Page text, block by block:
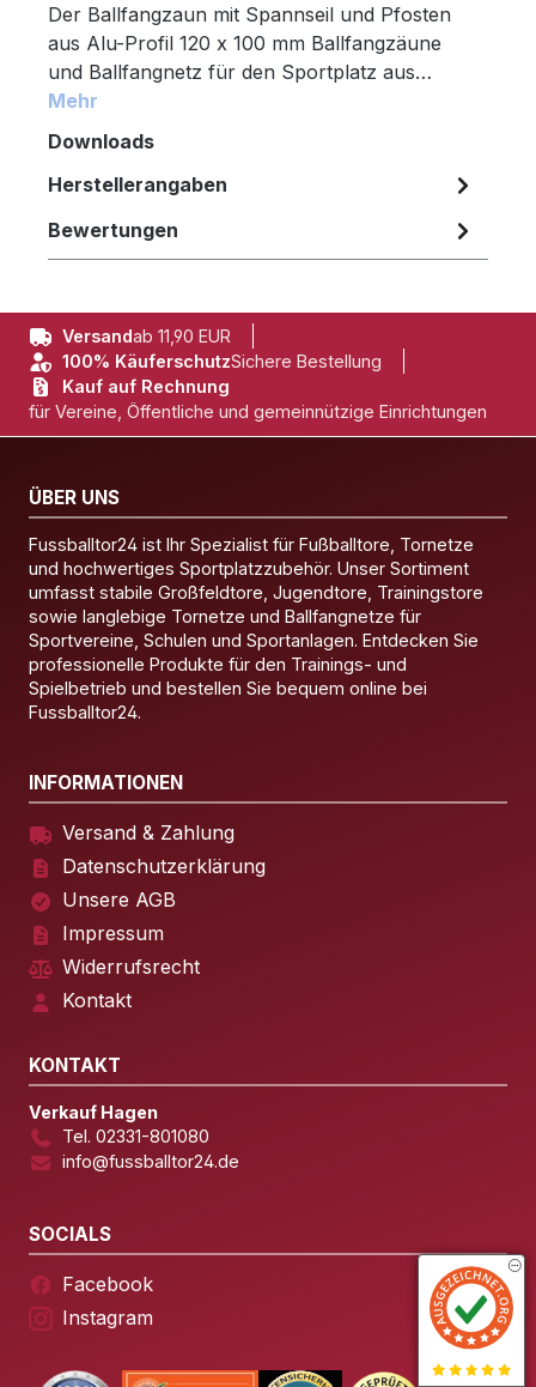
Der Ballfangzaun mit Spannseil und Pfosten
aus Alu-Profil 120 x 100 mm Ballfangzäune
und Ballfangnetz für den Sportplatz aus…
Mehr
Downloads
Herstellerangaben
Bewertungen
Versandab 11,90 EUR
100% KäuferschutzSichere Bestellung
Kauf auf Rechnung
für Vereine, Öffentliche und gemeinnützige Einrichtungen
ÜBER UNS
Fussballtor24 ist Ihr Spezialist für Fußballtore, Tornetze
und hochwertiges Sportplatzzubehör. Unser Sortiment
umfasst stabile Großfeldtore, Jugendtore, Trainingstore
sowie langlebige Tornetze und Ballfangnetze für
Sportvereine, Schulen und Sportanlagen. Entdecken Sie
professionelle Produkte für den Trainings- und
Spielbetrieb und bestellen Sie bequem online bei
Fussballtor24.
INFORMATIONEN
Versand & Zahlung
Datenschutzerklärung
Unsere AGB
Impressum
Widerrufsrecht
Kontakt
KONTAKT
Verkauf Hagen
Tel. 02331-801080
info@fussballtor24.de
SOCIALS
Facebook
Instagram